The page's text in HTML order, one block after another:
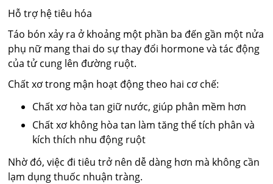
Hỗ trợ hệ tiêu hóa
Táo bón xảy ra ở khoảng một phần ba đến gần một nửa
phụ nữ mang thai do sự thay đổi hormone và tác động
của tử cung lên đường ruột.
Chất xơ trong mận hoạt động theo hai cơ chế:
Chất xơ hòa tan giữ nước, giúp phân mềm hơn
Chất xơ không hòa tan làm tăng thể tích phân và
kích thích nhu động ruột
Nhờ đó, việc đi tiêu trở nên dễ dàng hơn mà không cần
lạm dụng thuốc nhuận tràng.